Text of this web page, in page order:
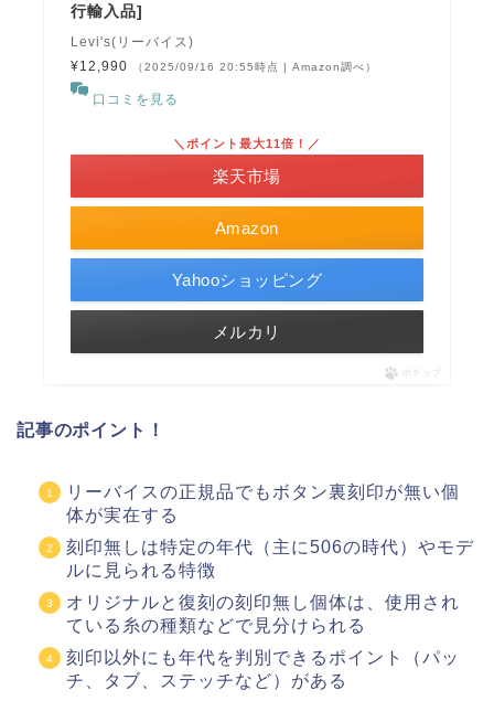
行輸入品]
Levi's(リーバイス)
¥12,990
（2025/09/16 20:55時点 | Amazon調べ）
口コミを見る
Amazon
＼ポイント最大11倍！／
楽天市場
Yahooショッピング
メルカリ
ポチップ
記事のポイント！
リーバイスの正規品でもボタン裏刻印が無い個
体が実在する
刻印無しは特定の年代（主に506の時代）やモデ
ルに見られる特徴
オリジナルと復刻の刻印無し個体は、使用され
ている糸の種類などで見分けられる
刻印以外にも年代を判別できるポイント（パッ
チ、タブ、ステッチなど）がある